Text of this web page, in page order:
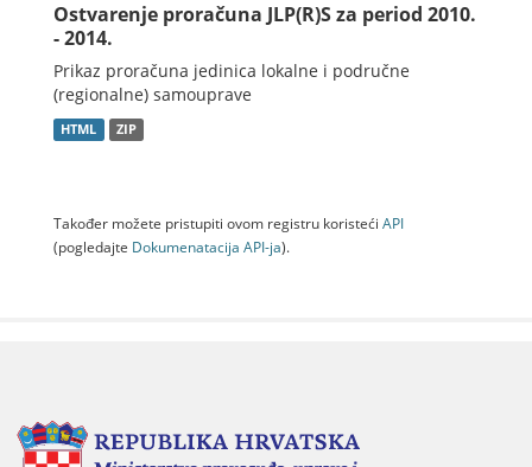
Ostvarenje proračuna JLP(R)S za period 2010.
- 2014.
Prikaz proračuna jedinica lokalne i područne
(regionalne) samouprave
HTML ZIP
Također možete pristupiti ovom registru koristeći API
(pogledajte Dokumenаtаcijа API-jа).